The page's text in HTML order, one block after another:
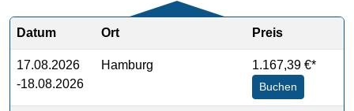
Datum Ort Preis
17.08.2026
-18.08.2026
Hamburg 1.167,39 €*
Buchen